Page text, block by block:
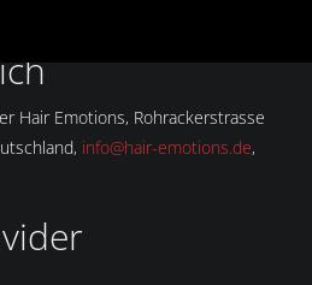
Hair Emotions, Rohrackerstrasse
info@hair-emotions.de,